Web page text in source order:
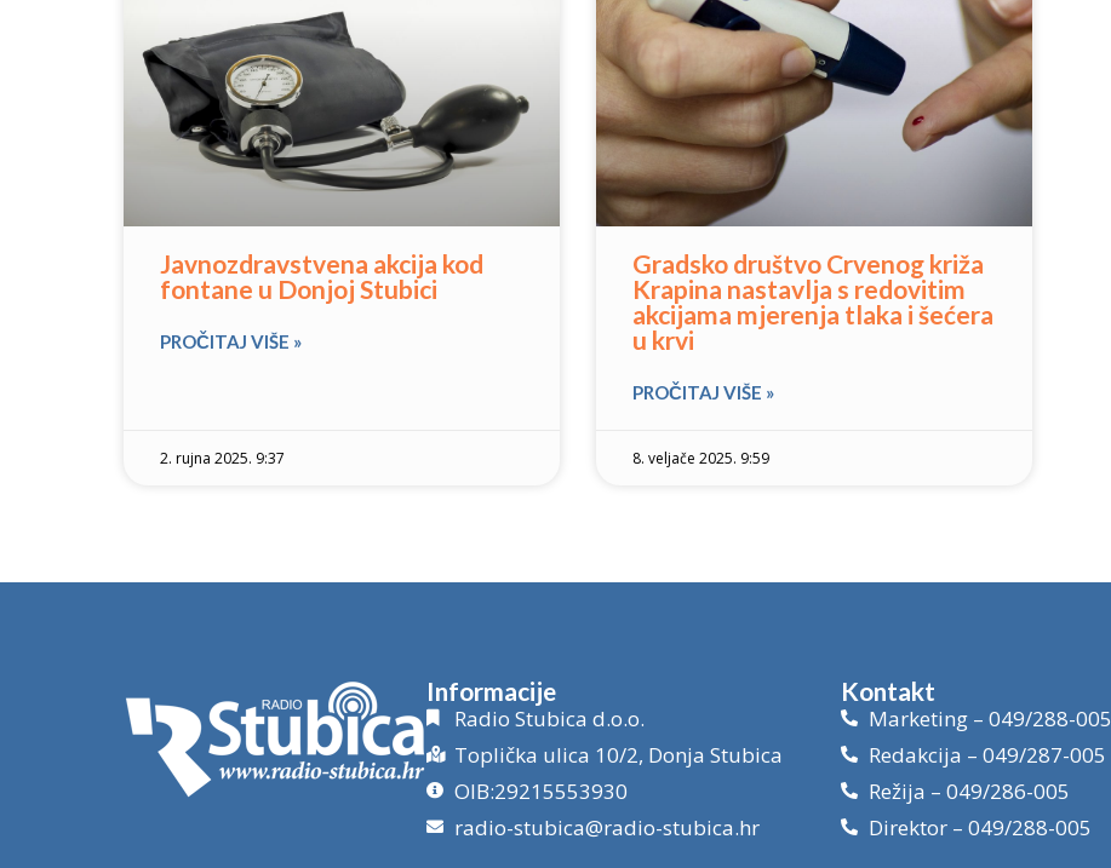
Javnozdravstvena akcija kod
fontane u Donjoj Stubici
PROČITAJ VIŠE »
2. rujna 2025. 9:37
Gradsko društvo Crvenog križa
Krapina nastavlja s redovitim
akcijama mjerenja tlaka i šećera
u krvi
PROČITAJ VIŠE »
8. veljače 2025. 9:59
Informacije
Radio Stubica d.o.o.
Toplička ulica 10/2, Donja Stubica
OIB:29215553930
radio-stubica@radio-stubica.hr
Kontakt
Marketing – 049/288-005
Redakcija – 049/287-005
Režija – 049/286-005
Direktor – 049/288-005